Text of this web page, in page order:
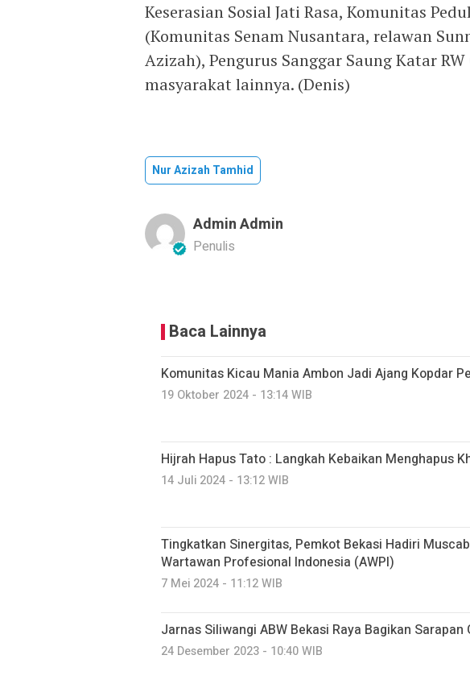
Keserasian Sosial Jati Rasa, Komunitas
(Komunitas Senam Nusantara, relawan
Azizah), Pengurus Sanggar Saung Katar
masyarakat lainnya. (Denis)
Nur Azizah Tamhid
Admin Admin
Penulis
Baca Lainnya
Komunitas Kicau Mania Ambon Jadi Ajang Kopdar
19 Oktober 2024 - 13:14 WIB
Hijrah Hapus Tato : Langkah Kebaikan Menghapus
14 Juli 2024 - 13:12 WIB
Tingkatkan Sinergitas, Pemkot Bekasi Hadiri
Wartawan Profesional Indonesia (AWPI)
7 Mei 2024 - 11:12 WIB
Jarnas Siliwangi ABW Bekasi Raya Bagikan Sarapan
24 Desember 2023 - 10:40 WIB